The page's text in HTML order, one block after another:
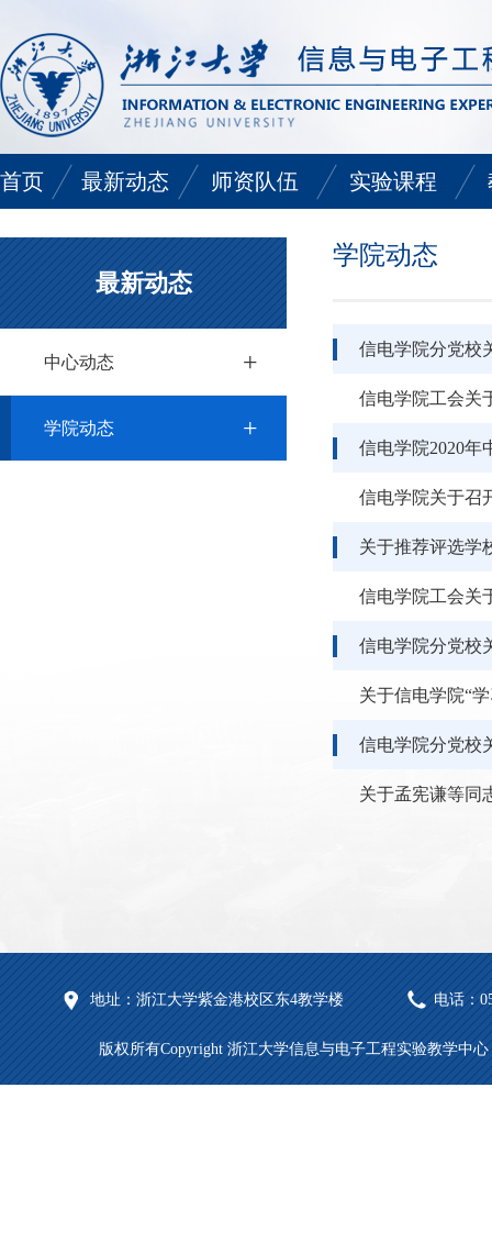
首页 最新动态
中心动态
学院动态
师资队伍
师资队伍
实验课程
通识类实验课程
专业基础类实验
最新动态
中心动态 +
学院动态 +
学院动态
信电学院分党校
信电学院工会关
信电学院2020年
信电学院关于召
关于推荐评选学
信电学院工会关
信电学院分党校
关于信电学院“
信电学院分党校
关于孟宪谦等同
地址：浙江大学紫金港校区东4教学楼 电话：
版权所有Copyright 浙江大学信息与电子工程实验教学中心